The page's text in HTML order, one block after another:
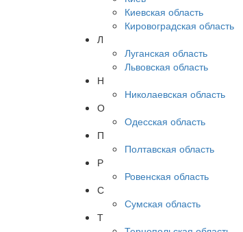
Киевская область
Кировоградская область
Л
Луганская область
Львовская область
Н
Николаевская область
О
Одесская область
П
Полтавская область
Р
Ровенская область
С
Сумская область
Т